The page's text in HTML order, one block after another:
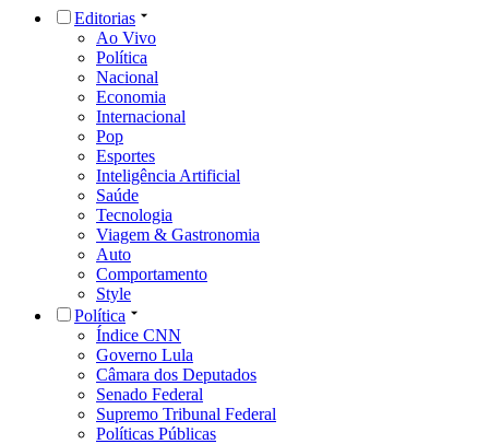
Editorias
Ao Vivo
Política
Nacional
Economia
Internacional
Pop
Esportes
Inteligência Artificial
Saúde
Tecnologia
Viagem & Gastronomia
Auto
Comportamento
Style
Política
Índice CNN
Governo Lula
Câmara dos Deputados
Senado Federal
Supremo Tribunal Federal
Políticas Públicas